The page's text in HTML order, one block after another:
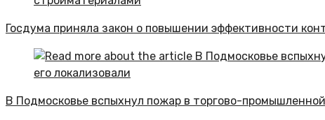
Госдума приняла закон о повышении эффективности
В Подмосковье вспыхнул пожар в торгово-промышленной